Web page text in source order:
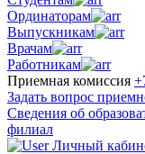
Ординаторам
Выпускникам
Врачам
Работникам
Приемная комиссия
Задать вопрос
Сведения об
филиал
Личный